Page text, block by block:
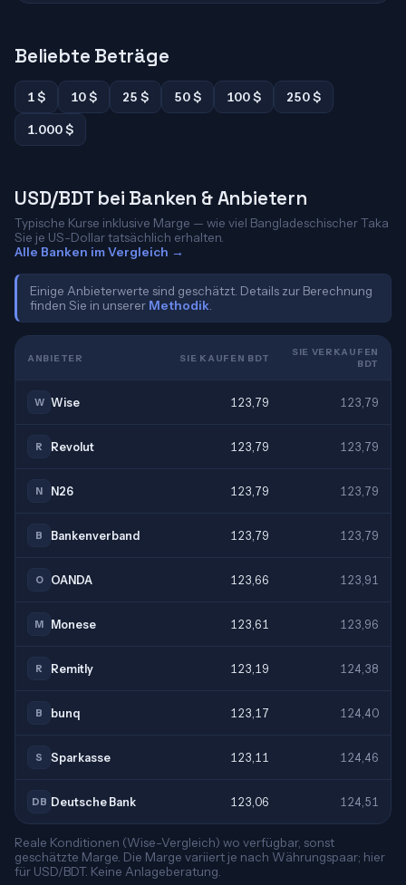
Beliebte Beträge
1 $ 10 $ 25 $ 50 $ 100 $
250 $
1.000 $
USD/BDT bei Banken & Anbietern
Typische Kurse inklusive Marge — wie viel Bangladeschischer Taka
Sie je US-Dollar tatsächlich erhalten.
Alle Banken im Vergleich →
Einige Anbieterwerte sind geschätzt. Details zur Berechnung
finden Sie in unserer Methodik
ANBIETER SIE KAUFEN BDT
SIE VERKAUFEN
BDT
W Wise 123,79 123,79
R Revolut 123,79 123,79
N N26 123,79 123,79
B Bankenverband 123,79 123,79
O OANDA 123,66 123,91
M Monese 123,61 123,96
R Remitly 123,19 124,38
B bunq 123,17 124,40
S Sparkasse 123,11 124,46
DB Deutsche Bank 123,06 124,51
Reale Konditionen (Wise-Vergleich) wo verfügbar, sonst
geschätzte Marge. Die Marge variiert je nach Währungspaar; hier
für USD/BDT. Keine Anlageberatung.